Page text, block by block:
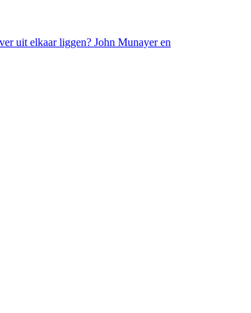
uit elkaar liggen? John Munayer en